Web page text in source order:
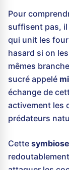
Pour
suffisent pas,
qui unit les
hasard si on
mêmes
sucré appelé
échange de
activement les
prédateurs
Cette